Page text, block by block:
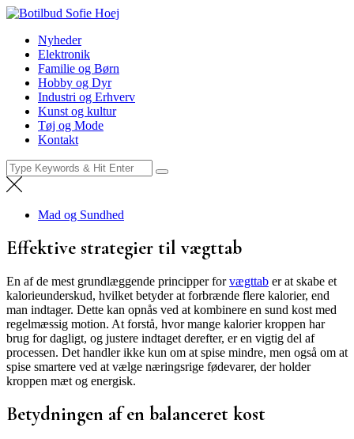
Skip
content
NyhederNyheder
Elektronik
Familie og Børn
Hobby og Dyr
Industri og Erhverv
Kunst og kultur
Tøj og Mode
Kontakt
Search
for:
Mad og Sundhed
Effektive strategier til vægttab
En af de mest grundlæggende principper forvægttab er at skabe et
kalorieunderskud, hvilket betyder at forbrænde flere kalorier, end
man indtager. Dette kan opnås ved at kombinere en sund kost med
regelmæssig motion. At forstå, hvor mange kalorier kroppen har
brug for dagligt, og justere indtaget derefter, er en vigtig del af
processen. Det handler ikke kun om at spise mindre, men også om at
spise smartere ved at vælge næringsrige fødevarer, der holder
kroppen mæt og energisk.
Betydningen af en balanceret kost